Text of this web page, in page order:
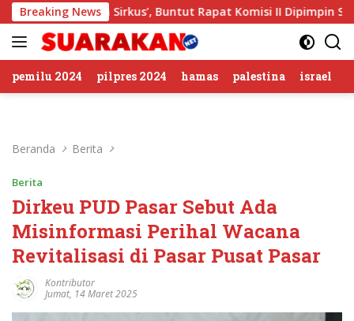
Langsung
ke
konten
Breaking NewsSirkus’, Buntut Rapat Komisi II Dipimpin Sufmi
pemilu 2024 pilpres 2024 hamas palestina israel
Beranda Berita
Berita
Dirkeu PUD Pasar Sebut Ada
Misinformasi Perihal Wacana
Revitalisasi di Pasar Pusat Pasar
Kontributor
Jumat, 14 Maret 2025